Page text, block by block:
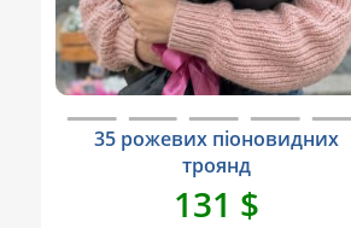
35 рожевих піоновидних
троянд
131 $